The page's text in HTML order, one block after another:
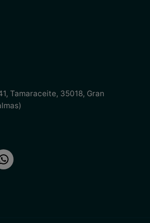
, Tamaraceite, 35018, Gran